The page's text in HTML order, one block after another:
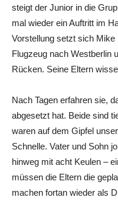
steigt der Junior in die
mal wieder ein Auftritt im
Vorstellung setzt sich
Flugzeug nach Westberlin
Rücken. Seine Eltern
Nach Tagen erfahren sie,
abgesetzt hat. Beide sind
waren auf dem Gipfel
Schnelle. Vater und Sohn
hinweg mit acht Keulen –
müssen die Eltern die
machen fortan wieder als